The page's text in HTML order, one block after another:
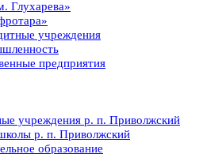
Глухарева»
учреждения
предприятия
учреждения р. п. Приволжский
р. п. Приволжский
образование